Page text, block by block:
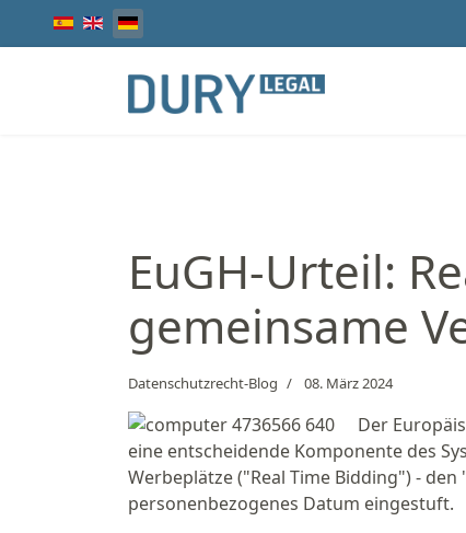
Sprache auswählen
EuGH-Urteil:
gemeinsame
Datenschutzrecht-Blog 08. März 2024
Der
eine entscheidende Komponente des
Werbeplätze ("Real Time Bidding") -
personenbezogenes Datum eingestuft.